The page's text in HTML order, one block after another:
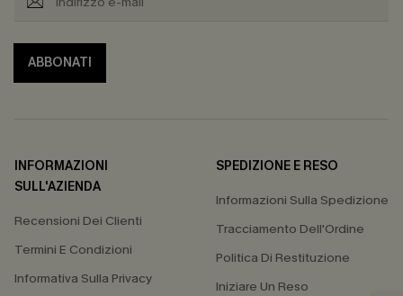
ABBONATI
INFORMAZIONI
SULL'AZIENDA
Recensioni Dei Clienti
Termini E Condizioni
Informativa Sulla Privacy
SPEDIZIONE E RESO
Informazioni Sulla Spedizione
Tracciamento Dell'Ordine
Politica Di Restituzione
Iniziare Un Reso